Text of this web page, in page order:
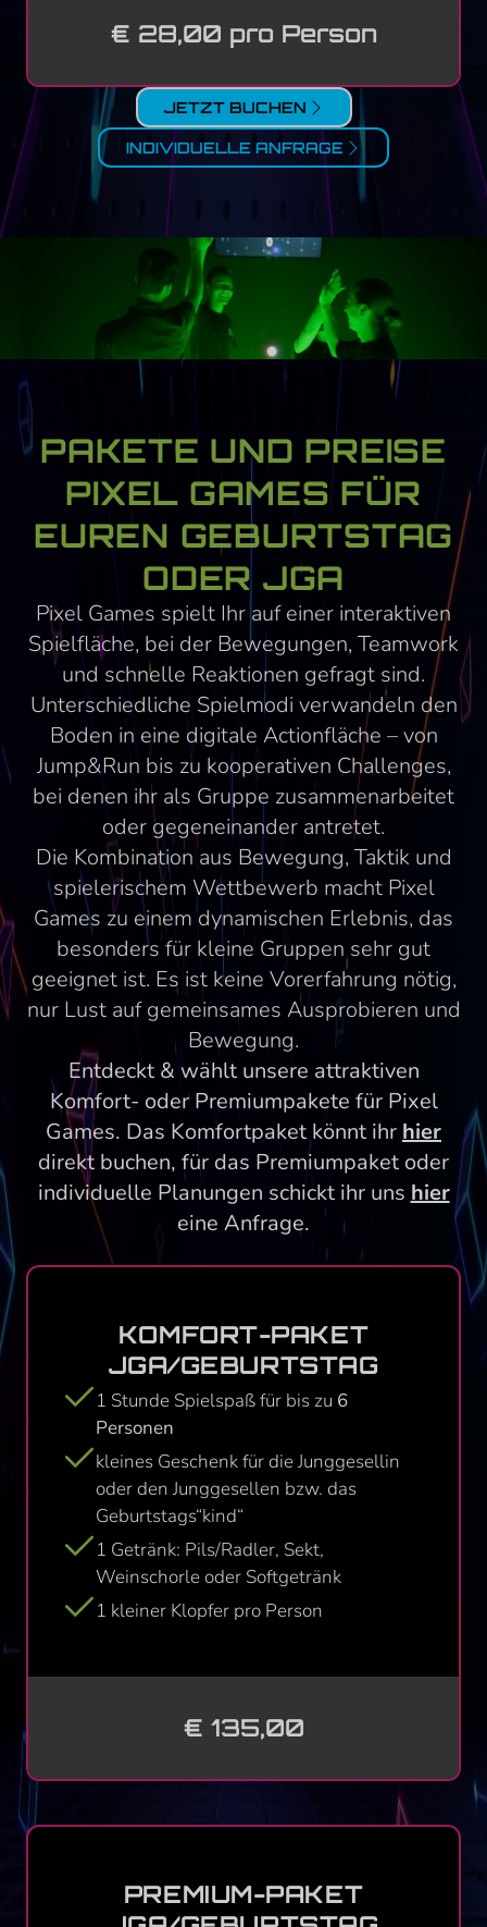
€ 28,00 pro Person
JETZT BUCHEN
INDIVIDUELLE ANFRAGE
PAKETE UND PREISE
PIXEL GAMES FÜR
EUREN GEBURTSTAG
ODER JGA
Pixel Games spielt Ihr auf einer interaktiven
Spielfläche, bei der Bewegungen, Teamwork
und schnelle Reaktionen gefragt sind.
Unterschiedliche Spielmodi verwandeln den
Boden in eine digitale Actionfläche – von
Jump&Run bis zu kooperativen Challenges,
bei denen ihr als Gruppe zusammenarbeitet
oder gegeneinander antretet.
Die Kombination aus Bewegung, Taktik und
spielerischem Wettbewerb macht Pixel
Games zu einem dynamischen Erlebnis, das
besonders für kleine Gruppen sehr gut
geeignet ist. Es ist keine Vorerfahrung nötig,
nur Lust auf gemeinsames Ausprobieren und
Bewegung.
Entdeckt & wählt unsere attraktiven
Komfort- oder Premiumpakete für Pixel
Games. Das Komfortpaket könnt ihr hier
direkt buchen, für das Premiumpaket oder
individuelle Planungen schickt ihr uns hier
eine Anfrage.
KOMFORT-PAKET
JGA/­GEBURTSTAG
1 Stunde Spielspaß für bis zu 6
Personen
kleines Geschenk für die Junggesellin
oder den Junggesellen bzw. das
Geburtstags“kind“
1 Getränk: Pils/Radler, Sekt,
Weinschorle oder Softgetränk
1 kleiner Klopfer pro Person
€ 135,00
PREMIUM-PAKET